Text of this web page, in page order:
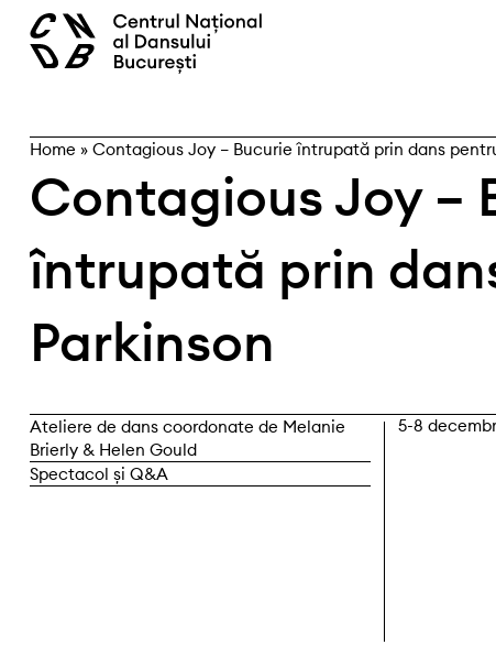
content
caută
Home » Contagious Joy – Bucurie întrupată prin dans
Contagious Joy –
întrupată prin
Parkinson
Ateliere de dans coordonate de Melanie
Brierly & Helen Gould
Spectacol și Q&A
5-8